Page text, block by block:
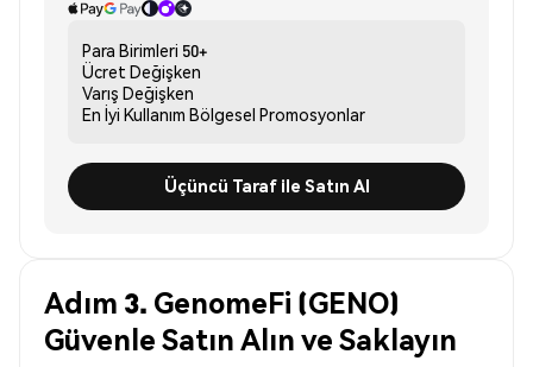
Para Birimleri 50+
Ücret Değişken
Varış Değişken
En İyi Kullanım Bölgesel Promosyonlar
Üçüncü Taraf ile Satın Al
Adım 3. GenomeFi (GENO)
Güvenle Satın Alın ve Saklayın